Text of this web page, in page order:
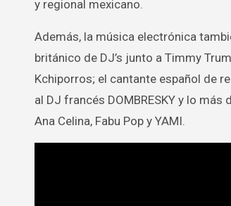
y regional mexicano.
Además, la música electrónica
británico de DJ’s junto a Timmy
Kchiporros; el cantante español de
al DJ francés DOMBRESKY y lo más
Ana Celina, Fabu Pop y YAMI.